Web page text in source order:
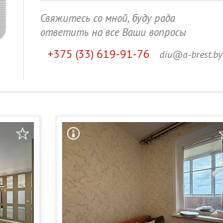
Свяжитесь со мной, буду рада
ответить на все Ваши вопросы
+375 (33) 619-91-76 diu@a-brest.by